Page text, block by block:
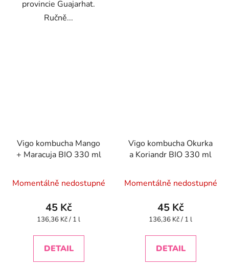
provincie Guajarhat.
Ručně...
Vigo kombucha Mango
+ Maracuja BIO 330 ml
Momentálně nedostupné
45 Kč
Měrná
136,36 Kč / 1 l
DETAIL
Vigo kombucha Okurka
a Koriandr BIO 330 ml
Momentálně nedostupné
45 Kč
Měrná
136,36 Kč / 1 l
DETAIL